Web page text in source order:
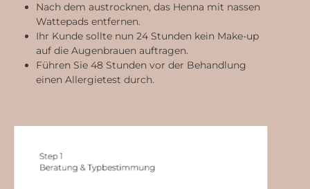
Nach dem austrocknen, das Henna mit nassen
Wattepads entfernen.
Ihr Kunde sollte nun 24 Stunden kein Make-up
auf die Augenbrauen auftragen.
Führen Sie 48 Stunden vor der Behandlung
einen Allergietest durch.